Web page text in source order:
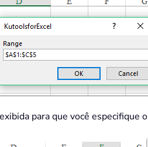
para que você especifique